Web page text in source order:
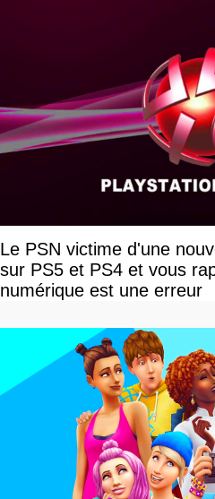
Le PSN victime d'une
sur PS5 et PS4 et vous
numérique est une erreur